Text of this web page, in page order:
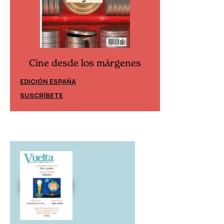
Cine desde los márgenes
EDICIÓN ESPAÑA
SUSCRÍBETE